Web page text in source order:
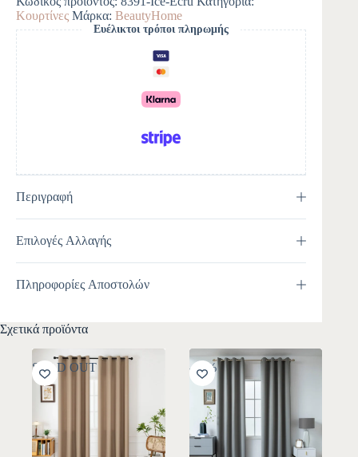
r
n
a
t
i
v
e
:
Κουρτίνες Μάρκα: BeautyHome
Ευέλικτοι τρόποι πληρωμής
Περιγραφή
Επιλογές Αλλαγής
Πληροφορίες Αποστολών
Σχετικά προϊόντα
SOLD OUT -10%